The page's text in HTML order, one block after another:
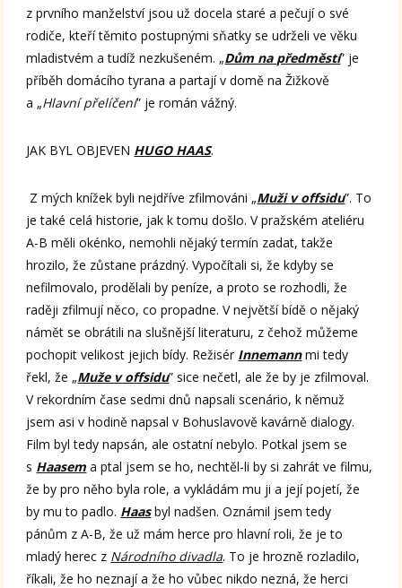
z prvního manželství jsou už docela staré a pečují o své
rodiče, kteří těmito postupnými sňatky se udrželi ve věku
mladistvém a tudíž nezkušeném. „Dům na předměstí” je
příběh domácího tyrana a partají v domě na Žižkově
a „Hlavní přelíčení” je román vážný.
JAK BYL OBJEVEN HUGO HAAS.
Z mých knížek byli nejdříve zfilmováni „Muži v offsidu”. To
je také celá historie, jak k tomu došlo. V pražském ateliéru
A-B měli okénko, nemohli nějaký termín zadat, takže
hrozilo, že zůstane prázdný. Vypočítali si, že kdyby se
nefilmovalo, prodělali by peníze, a proto se rozhodli, že
raději zfilmují něco, co propadne. V největší bídě o nějaký
námět se obrátili na slušnější literaturu, z čehož můžeme
pochopit velikost jejich bídy. Režisér Innemannmi tedy
řekl, že „Muže v offsidu” sice nečetl, ale že by je zfilmoval.
V rekordním čase sedmi dnů napsali scenário, k němuž
jsem asi v hodině napsal v Bohuslavově kavárně dialogy.
Film byl tedy napsán, ale ostatní nebylo. Potkal jsem se
s Haasem a ptal jsem se ho, nechtěl-li by si zahrát ve filmu,
že by pro něho byla role, a vykládám mu ji a její pojetí, že
by mu to padlo. Haasbyl nadšen. Oznámil jsem tedy
pánům z A-B, že už mám herce pro hlavní roli, že je to
mladý herec z Národního divadla. To je hrozně rozladilo,
říkali, že ho neznají a že ho vůbec nikdo nezná, že herci